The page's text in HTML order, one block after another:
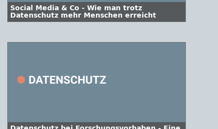
Social Media & Co - Wie man trotz
Datenschutz mehr Menschen erreicht